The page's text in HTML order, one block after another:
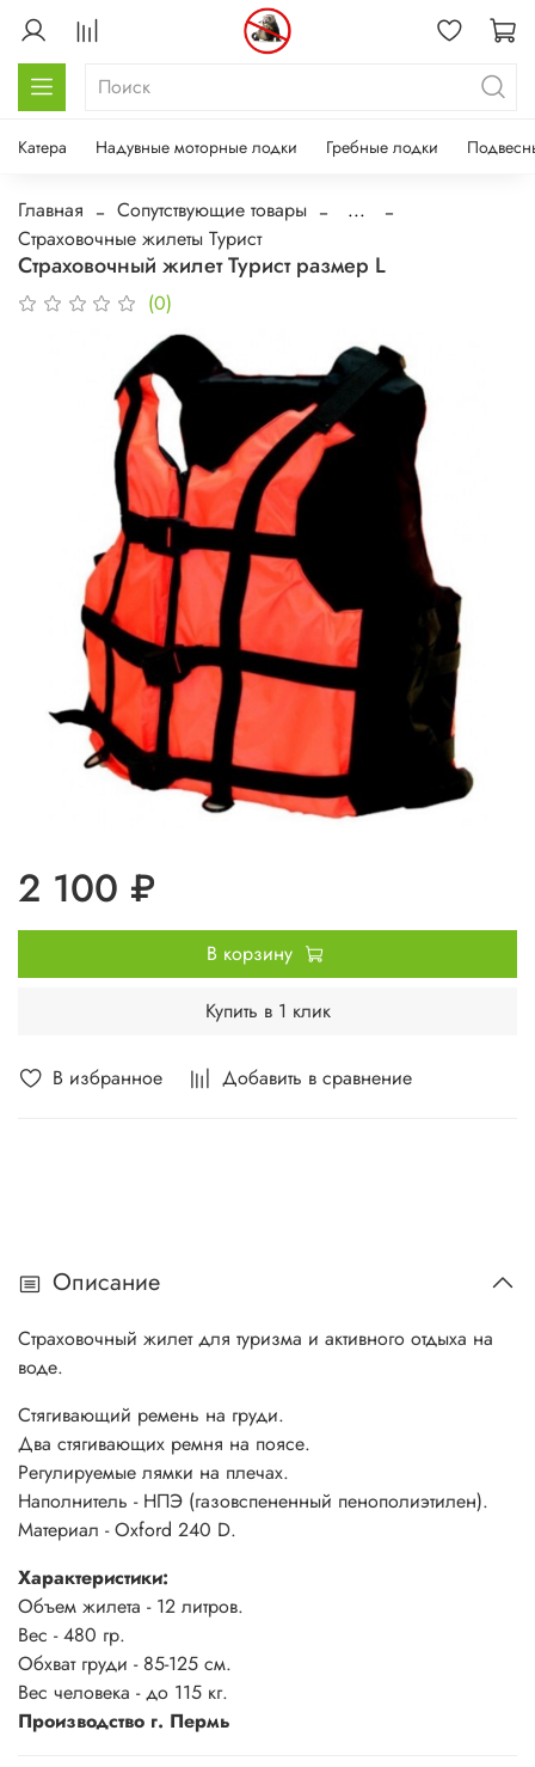
Катера Надувные моторные лодки Гребные лодки
Главная Сопутствующие товары
...
Страховочные жилеты Турист
Страховочный жилет Турист размер L
(0)
В избранное Добавить в сравнение
2 100 ₽
В корзину
Купить в 1 клик
Описание
Страховочный жилет для туризма и активного отдыха на
воде.
Стягивающий ремень на груди.
Два стягивающих ремня на поясе.
Регулируемые лямки на плечах.
Наполнитель - НПЭ (газовспененный пенополиэтилен).
Материал - Oxford 240 D.
Характеристики:
Объем жилета - 12 литров.
Вес - 480 гр.
Обхват груди - 85-125 см.
Вес человека - до 115 кг.
Производство г. Пермь